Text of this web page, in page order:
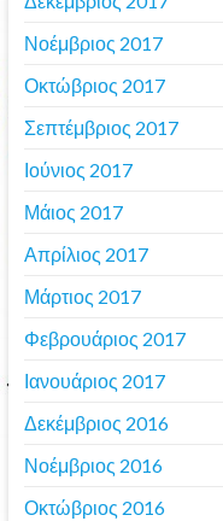
Νοέμβριος 2017
Οκτώβριος 2017
Σεπτέμβριος 2017
Ιούνιος 2017
Μάιος 2017
Απρίλιος 2017
Μάρτιος 2017
Φεβρουάριος 2017
Ιανουάριος 2017
Δεκέμβριος 2016
Νοέμβριος 2016
Οκτώβριος 2016